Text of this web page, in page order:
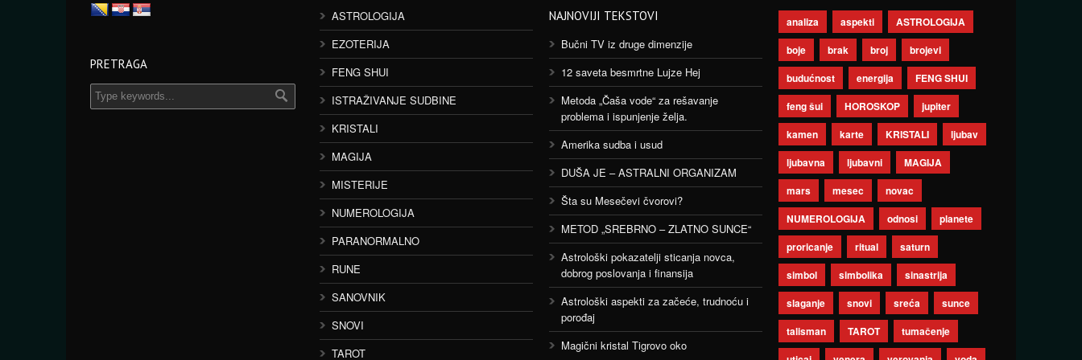
PRETRAGA
ASTROLOGIJA
EZOTERIJA
FENG SHUI
ISTRAŽIVANJE SUDBINE
KRISTALI
MAGIJA
MISTERIJE
NUMEROLOGIJA
PARANORMALNO
RUNE
SANOVNIK
SNOVI
TAROT
NAJNOVIJI TEKSTOVI
Bučni TV iz druge dimenzije
12 saveta besmrtne Lujze Hej
Metoda „Čaša vode“ za rešavanje
problema i ispunjenje želja.
Amerika sudba i usud
DUŠA JE – ASTRALNI ORGANIZAM
Šta su Mesečevi čvorovi?
METOD „SREBRNO – ZLATNO SUNCE“
Astrološki pokazatelji sticanja novca,
dobrog poslovanja i finansija
Astrološki aspekti za začeće, trudnoću i
porođaj
Magični kristal Tigrovo oko
analiza aspekti
ASTROLOGIJA
boje
brak broj
brojevi
budućnost
energija
FENG SHUI
feng šui
HOROSKOP
jupiter
kamen
karte KRISTALI
ljubav
ljubavna
ljubavni
MAGIJA
mars
mesec
novac
NUMEROLOGIJA
odnosi
planete
proricanje
ritual
saturn
simbol
simbolika
sinastrija
slaganje
snovi sreća
sunce
talisman
TAROT
tumačenje